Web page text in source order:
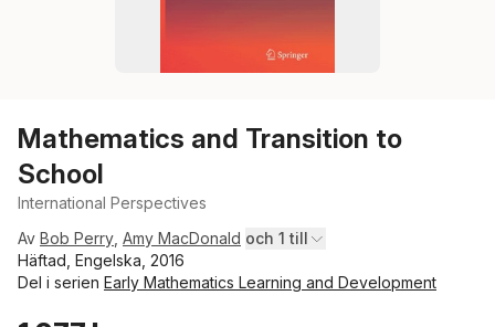
Mathematics and Transition to
School
International Perspectives
Av Bob Perry Amy MacDonald och 1 till
Häftad, Engelska, 2016
Del i serien Early Mathematics Learning and Development